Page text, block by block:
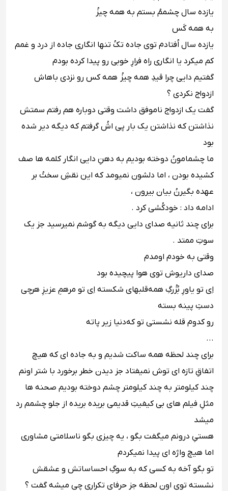
یازده سال چشممُ بستم به همه چیزُ
به همه کَس
یازده سال اُفتادم توى جاده تکُ تنها انگارى جاده از درد و غمم
کم میکرد یا انگارى راه فرارِ خوبى رو پیدا کرده بودم
گفتیم دایى چرا قیدِ همه چیزُ همه کس رو نزدى باهاش
ازدواج نکردى ؟
گفت یک ازدواج ناموفق داشت وقتى دوباره هم رفتم سمتش
نذاشتن که نذاشتن یک بار پى اشُ گرفتم که دیگه دیر شده
بود
ما چشمامونُ دوخته بودیم به دهنِ دایى انگار کلمه ها صف
کشیده بودن ، اما دلشون نمیومد که این نقشِ سختُ بر
عهده بگیرنُ بیان بیرون ،
ادامه داد : خودکُشى کرد .
براى چند ثانیه صداى دایى دیگه به گوشم نمیرسید جز یک
سوتِ ممتد .
وقتى به خودم اومدم
صداى داریوش توى هوا پیچیده بود
دستِ پینه بسته‬‬‬
رو کدوم قله نشستی تو که‪ دنیا زیر پاته‬‬‬
.‪..‬‬‬
‪براى چند لحظه همه ساکت شدیم و به جاده اى که هیچ
اتفاقِ تازه اى توش نمیفتاد جز دیدن خطر برخورد با شتر اونم
چند کیلومتر به چند کیلومتر چشم دوخته بودیم صحنه ها
مثلِ فیلم هاى بى کیفیتِ قدیمى بریده بریده از جلو چشمم رد
میشد ‬‬‬
‪هستىِ درونم میگفت بگو ، یه چیزى بگو ناسلامتى مشاورى
اما هیچ واژه اى پیدا نمیکردم‬‬‬
نشسته توى اون لحظه جز حرفاى تکرارى چى میشه گفت ؟ ‬‬‬